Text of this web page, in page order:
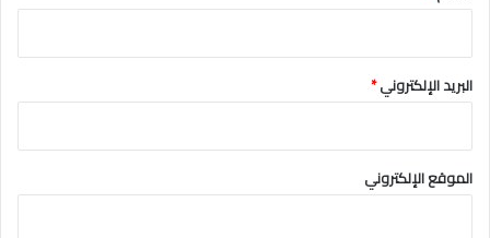
البريد الإلكتروني*
الموقع الإلكتروني